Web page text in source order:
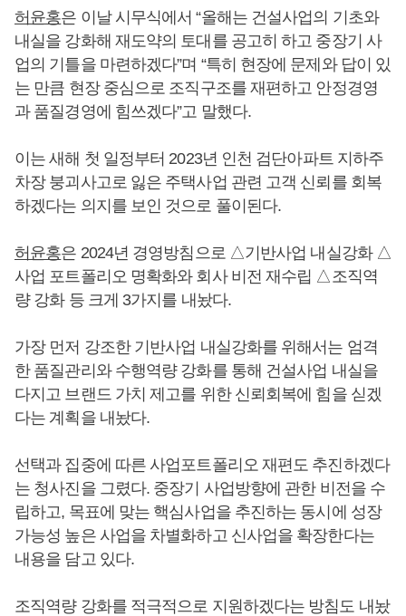
허윤홍은 이날 시무식에서 “올해는 건설사업의 기초와
내실을 강화해 재도약의 토대를 공고히 하고 중장기 사
업의 기틀을 마련하겠다”며 “특히 현장에 문제와 답이 있
는 만큼 현장 중심으로 조직구조를 재편하고 안정경영
과 품질경영에 힘쓰겠다”고 말했다.
이는 새해 첫 일정부터 2023년 인천 검단아파트 지하주
차장 붕괴사고로 잃은 주택사업 관련 고객 신뢰를 회복
하겠다는 의지를 보인 것으로 풀이된다.
허윤홍은 2024년 경영방침으로 △기반사업 내실강화 △
사업 포트폴리오 명확화와 회사 비전 재수립 △조직역
량 강화 등 크게 3가지를 내놨다.
가장 먼저 강조한 기반사업 내실강화를 위해서는 엄격
한 품질관리와 수행역량 강화를 통해 건설사업 내실을
다지고 브랜드 가치 제고를 위한 신뢰회복에 힘을 싣겠
다는 계획을 내놨다.
선택과 집중에 따른 사업포트폴리오 재편도 추진하겠다
는 청사진을 그렸다. 중장기 사업방향에 관한 비전을 수
립하고, 목표에 맞는 핵심사업을 추진하는 동시에 성장
가능성 높은 사업을 차별화하고 신사업을 확장한다는
내용을 담고 있다.
조직역량 강화를 적극적으로 지원하겠다는 방침도 내놨